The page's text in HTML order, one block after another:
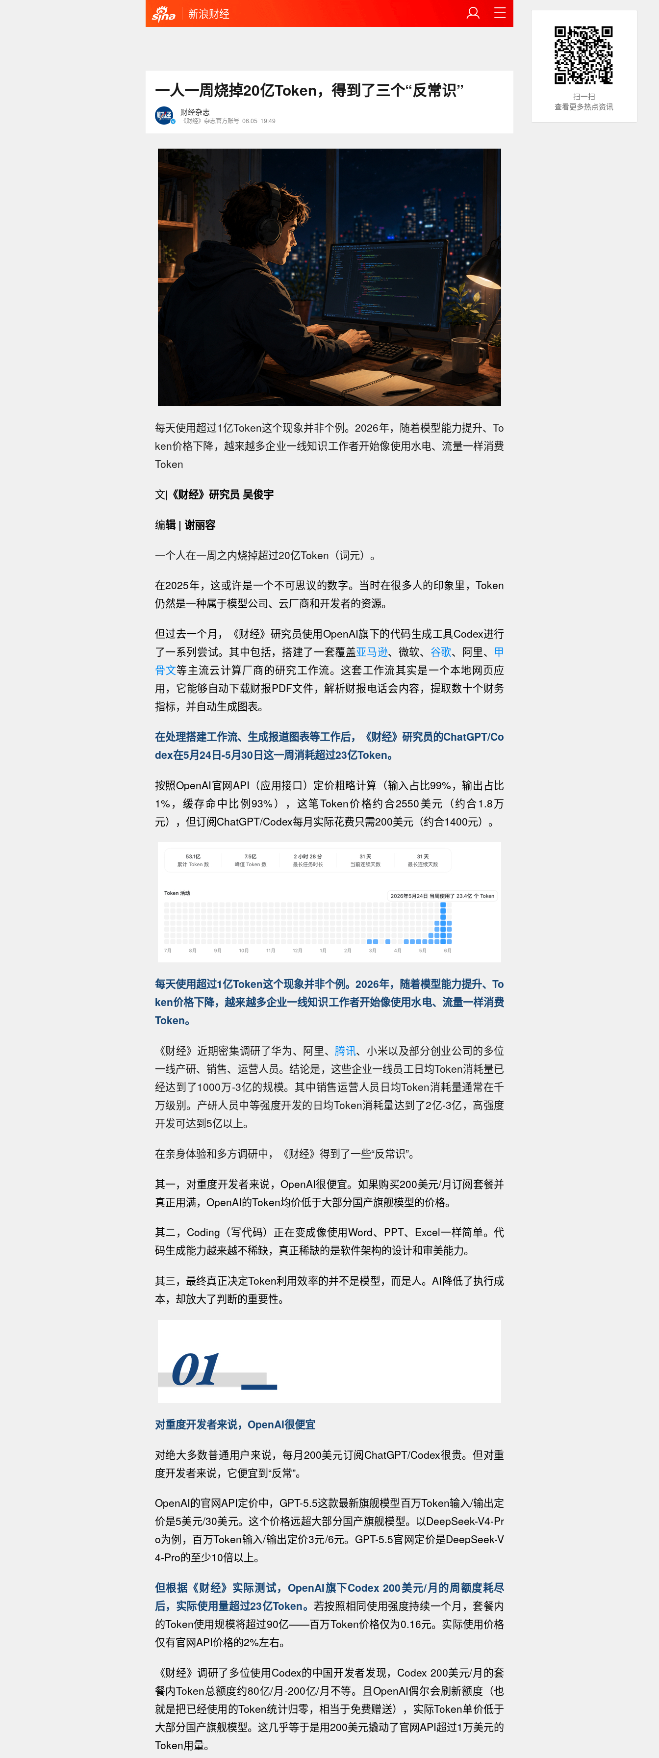
新浪财经
一人一周烧掉20亿Token，得到了三个“反常识”
财经杂志
《财经》杂志官方账号 06.05 19:49
每天使用超过1亿Token这个现象并非个例。2026年，随着模型能力提升、To
ken价格下降，越来越多企业一线知识工作者开始像使用水电、流量一样消费
Token
文| 《财经》研究员 吴俊宇
编辑| 谢丽容
一个人在一周之内烧掉超过20亿Token（词元）。
在2025年，这或许是一个不可思议的数字。当时在很多人的印象里，Token
仍然是一种属于模型公司、云厂商和开发者的资源。
但过去一个月， 《财经》研究员使用OpenAI旗下的代码生成工具Codex进行
了一系列尝试。其中包括， 搭建了一套覆盖亚马逊、微软、 谷歌、阿里、 甲
骨文等主流云计算厂商的研究工作流。这套工作流其实是一个本地网页应
用，它能够自动下载财报PDF文件，解析财报电话会内容， 提取数十个财务
指标，并自动生成图表。
在处理搭建工作流、生成报道图表等工作后，《财经》研究员的ChatGPT/Co
dex在5月24日-5月30日这一周消耗超过23亿Token。
按照OpenAI官网API（应用接口）定价粗略计算（输入占比99%，输出占比
1%，缓存命中比例93%），这笔Token价格约合2550美元（约合1.8万
元），但订阅ChatGPT/Codex每月实际花费只需200美元（约合1400元）。
每天使用超过1亿Token这个现象并非个例。2026年， 随着模型能力提升、To
ken价格下降，越来越多企业一线知识工作者开始像使用水电、 流量一样消费
Token。
《财经》近期密集调研了华为、阿里、 腾讯、小米以及部分创业公司的多位
一线产研、销售、运营人员。结论是，这些企业一线员工日均Token消耗量已
经达到了1000万-3亿的规模。其中销售运营人员日均Token消耗量通常在千
万级别。产研人员中等强度开发的日均Token消耗量达到了2亿-3亿，高强度
开发可达到5亿以上。
在亲身体验和多方调研中，《财经》得到了一些“反常识”。
其一，对重度开发者来说，OpenAI很便宜。 如果购买200美元/月订阅套餐并
真正用满，OpenAI的Token均价低于大部分国产旗舰模型的价格。
其二， Coding （写代码） 正在变成像使用Word、PPT、Excel一样简单。代
码生成能力越来越不稀缺，真正稀缺的是软件架构的设计和审美能力。
其三，最终真正决定Token利用效率的并不是模型，而是人。AI降低了执行成
本，却放大了判断的重要性。
对重度开发者来说，OpenAI很便宜
对绝大多数普通用户来说，每月200美元订阅ChatGPT/Codex很贵。 但对重
度开发者来说，它便宜到“反常”。
OpenAI的官网API定价中，GPT-5.5这款最新旗舰模型百万Token输入/输出定
价是5美元/30美元。这个价格远超大部分国产旗舰模型。以DeepSeek-V4-Pr
o为例，百万Token输入/输出定价3元/6元。GPT-5.5官网定价是DeepSeek-V
4-Pro的至少10倍以上。
但根据《财经》实际测试，OpenAI旗下Codex 200美元/月的周额度耗尽
后，实际使用量超过23亿Token。 若按照相同使用强度持续一个月， 套餐内
的Token使用规模将超过90亿——百万Token价格仅为0.16元。 实际使用价格
仅有官网API价格的2%左右。
《财经》调研了多位使用Codex的中国开发者发现，Codex 200美元/月的套
餐内Token总额度约80亿/月-200亿/月不等。且OpenAI偶尔会刷新额度（也
就是把已经使用的Token统计归零，相当于免费赠送），实际Token单价低于
大部分国产旗舰模型。这几乎等于是用200美元撬动了官网API超过1万美元的
Token用量。
扫一扫
查看更多热点资讯